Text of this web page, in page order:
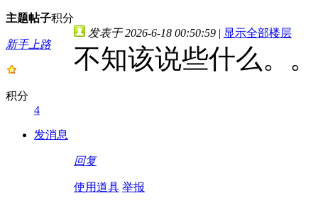
主题帖子积分
新手上路
积分
4
发消息
发表于 2026-6-18 00:50:59 | 显示全部楼层
不知该说些什么。
回复
使用道具 举报